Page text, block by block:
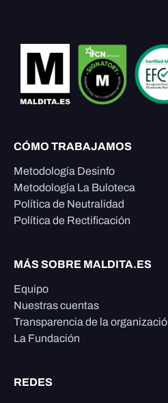
CÓMO TRABAJAMOS
Metodología Desinfo
Metodología La Buloteca
Política de Neutralidad
Política de Rectificación
MÁS SOBRE MALDITA.ES
Equipo
Nuestras cuentas
Transparencia de la
La Fundación
REDES